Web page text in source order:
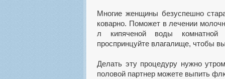
Многие женщины безуспешно
коварно. Поможет в лечении
л кипяченой воды комнатной
проспринцуйте влагалище, чтобы
Делать эту процедуру нужно
половой партнер можете выпить